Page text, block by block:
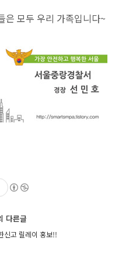
은 모두 우리 가족입니다~
다른글
신고 릴레이 홍보!!